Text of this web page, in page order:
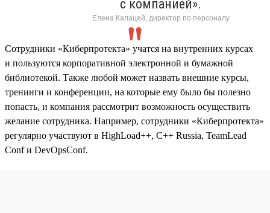
с компанией».
Елена Калацей, директор по персоналу
Сотрудники «Киберпротекта» учатся на внутренних курсах
и пользуются корпоративной электронной и бумажной
библиотекой. Также любой может назвать внешние курсы,
тренинги и конференции, на которые ему было бы полезно
попасть, и компания рассмотрит возможность осуществить
желание сотрудника. Например, сотрудники «Киберпротекта»
регулярно участвуют в HighLoad++, C++ Russia, TeamLead
Conf и DevOpsConf.